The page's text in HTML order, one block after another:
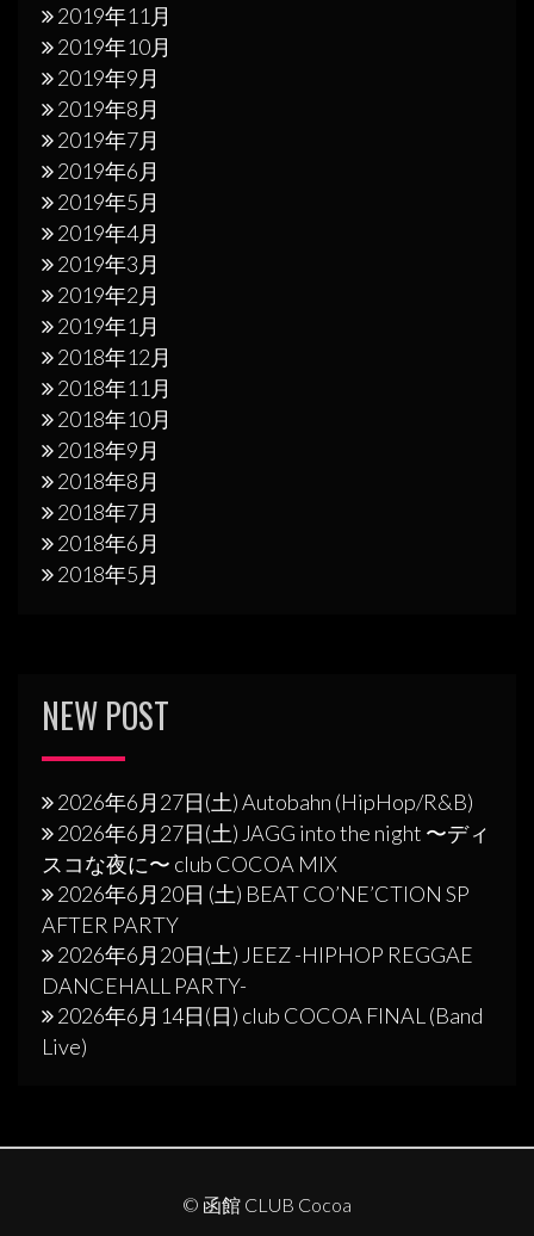
2019年11月
2019年10月
2019年9月
2019年8月
2019年7月
2019年6月
2019年5月
2019年4月
2019年3月
2019年2月
2019年1月
2018年12月
2018年11月
2018年10月
2018年9月
2018年8月
2018年7月
2018年6月
2018年5月
NEW POST
2026年6月27日(土) Autobahn (HipHop/R&B)
2026年6月27日(土) JAGG into the night 〜ディ
スコな夜に〜 club COCOA MIX
2026年6月20日 (土) BEAT CO’NE’CTION SP
AFTER PARTY
2026年6月20日(土) JEEZ -HIPHOP REGGAE
DANCEHALL PARTY-
2026年6月14日(日) club COCOA FINAL (Band
Live)
© 函館 CLUB Cocoa